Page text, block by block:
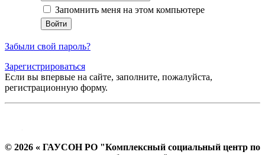
Запомнить меня на этом компьютере
Забыли свой пароль?
Зарегистрироваться
Если вы впервые на сайте, заполните, пожалуйста,
регистрационную форму.
© 2026 « ГАУСОН РО "Комплексный социальный центр по